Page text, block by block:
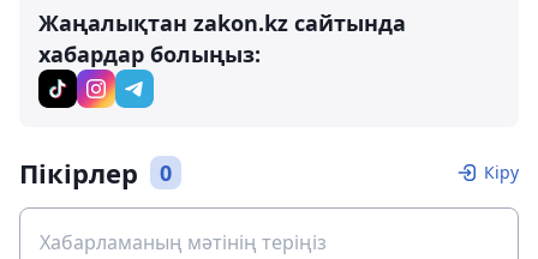
Жаңалықтан zakon.kz сайтында
хабардар болыңыз:
Пікірлер 0 Кіру